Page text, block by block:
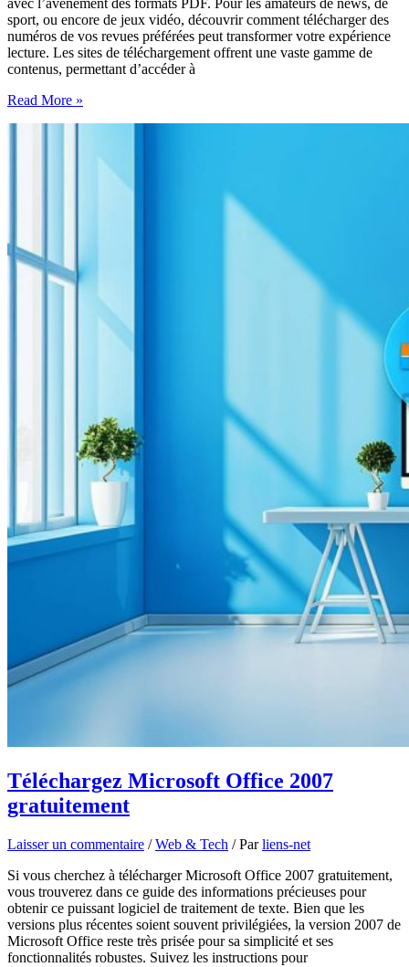
avec l’avènement des formats PDF. Pour les amateurs de news, de
sport, ou encore de jeux vidéo, découvrir comment télécharger des
numéros de vos revues préférées peut transformer votre expérience
lecture. Les sites de téléchargement offrent une vaste gamme de
contenus, permettant d’accéder à
Guide
Read More »
Téléchargez Microsoft Office 2007
gratuitement
Laisser un commentaire /Web & Tech / Parliens-net
Si vous cherchez à télécharger Microsoft Office 2007 gratuitement,
vous trouverez dans ce guide des informations précieuses pour
obtenir ce puissant logiciel de traitement de texte. Bien que les
versions plus récentes soient souvent privilégiées, la version 2007 de
Microsoft Office reste très prisée pour sa simplicité et ses
fonctionnalités robustes. Suivez les instructions pour